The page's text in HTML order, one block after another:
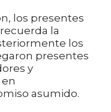
los presentes
la
los
presentes
y
asumido.